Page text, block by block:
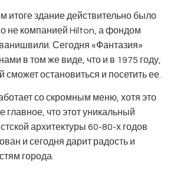
итоге здание действительно было
не компанией Hilton, а фондом
Сегодня «Фантазия»
в том же виде, что и в 1975 году,
остановиться и посетить ее.
со скромным меню, хотя это
главное, что этот уникальный
архитектуры 60-80-х годов
и сегодня дарит радость и
города.